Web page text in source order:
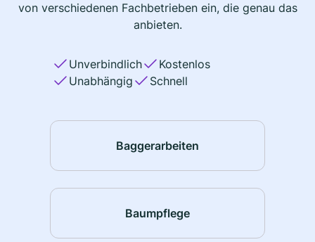
von verschiedenen Fachbetrieben ein, die genau das
anbieten.
Unverbindlich
Kostenlos
Unabhängig
Schnell
Baggerarbeiten
Baumpflege